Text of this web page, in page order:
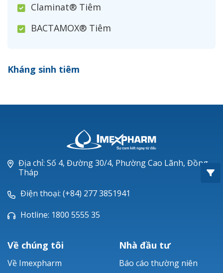
Claminat® Tiêm
BACTAMOX® Tiêm
Ceftizoxim®
Piperacillin
Ticarlinat®
Zobacta®
Bacsulfo®
Kháng sinh tiêm
Địa chỉ: Số 4, Đường 30/4, Phường Cao Lãnh, Đồng
Tháp
Điện thoại: (+84) 277 3851941
Hotline: 1800 5555 35
Về chúng tôi
Về Imexpharm
Nhà đầu tư
Báo cáo thường niên